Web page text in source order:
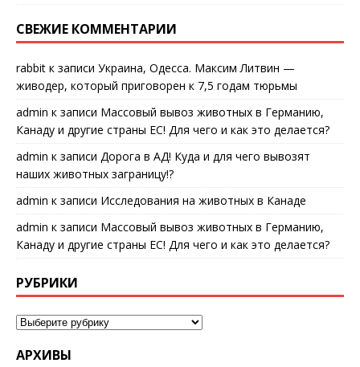
СВЕЖИЕ КОММЕНТАРИИ
rabbit к записи Украина, Одесса. Максим Литвин —
живодер, который приговорен к 7,5 годам тюрьмы
admin к записи Массовый вывоз животных в Германию,
Канаду и другие страны ЕС! Для чего и как это делается?
admin к записи Дорога в АД! Куда и для чего вывозят
наших животных заграницу!?
admin к записи Исследования на животных в Канаде
admin к записи Массовый вывоз животных в Германию,
Канаду и другие страны ЕС! Для чего и как это делается?
РУБРИКИ
АРХИВЫ